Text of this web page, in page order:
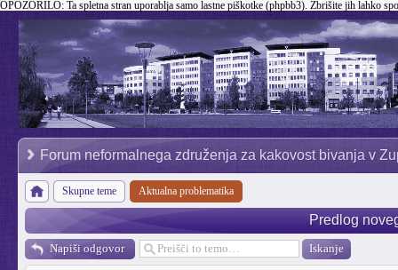
OPOZORILO: Ta spletna stran uporablja samo lastne piškotke (phpbb3). Zbrišite jih lahko
Forum neformalnega združenja za kakovost bivanja v
Skupne teme Aktualna problematika
Predlog
Napiši odgovor